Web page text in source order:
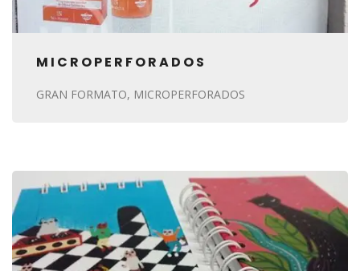
MICROPERFORADOS
GRAN FORMATO MICROPERFORADOS